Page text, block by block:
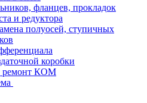
фланцев, прокладок
и редуктора
полуосей, ступичных
коробки
ремонт КОМ